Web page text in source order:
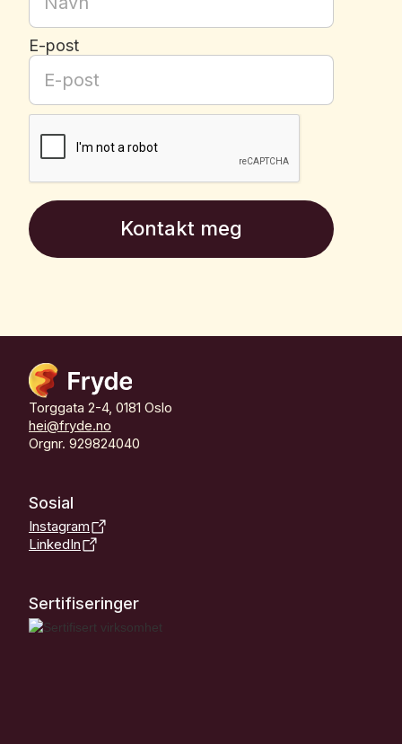
E-post
Torggata 2-4, 0181 Oslo
hei@fryde.no
Orgnr. 929824040
Sosial
Instagram
LinkedIn
Sertifiseringer